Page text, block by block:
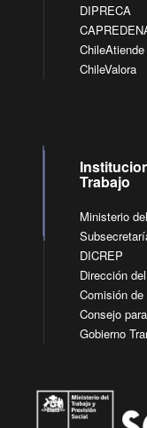
DIPRECA
ChileAtiende
ChileValora
Trabajo
Ministerio
DICREP
Dirección
Comisión
Consejo
Gobierno